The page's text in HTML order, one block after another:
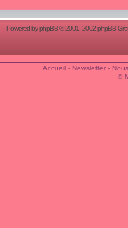
Powered byphpBB© 2001, 2002 phpBB
Accueil- Newsletter-
©